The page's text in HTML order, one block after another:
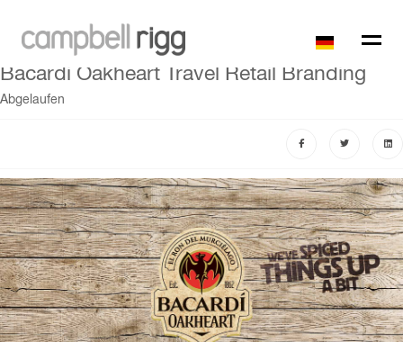
Bacardi Oakheart Travel Retail Branding
Abgelaufen